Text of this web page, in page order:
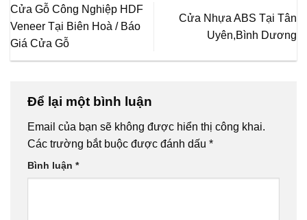
Cửa Gỗ Công Nghiệp HDF
Veneer Tại Biên Hoà / Báo
Giá Cửa Gỗ
Cửa Nhựa ABS Tại Tân
Uyên,Bình Dương
Để lại một bình luận
Email của bạn sẽ không được hiển thị công khai.
Các trường bắt buộc được đánh dấu *
Bình luận *